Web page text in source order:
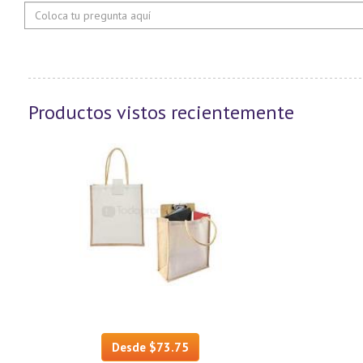
Productos vistos recientemente
Desde $73.75